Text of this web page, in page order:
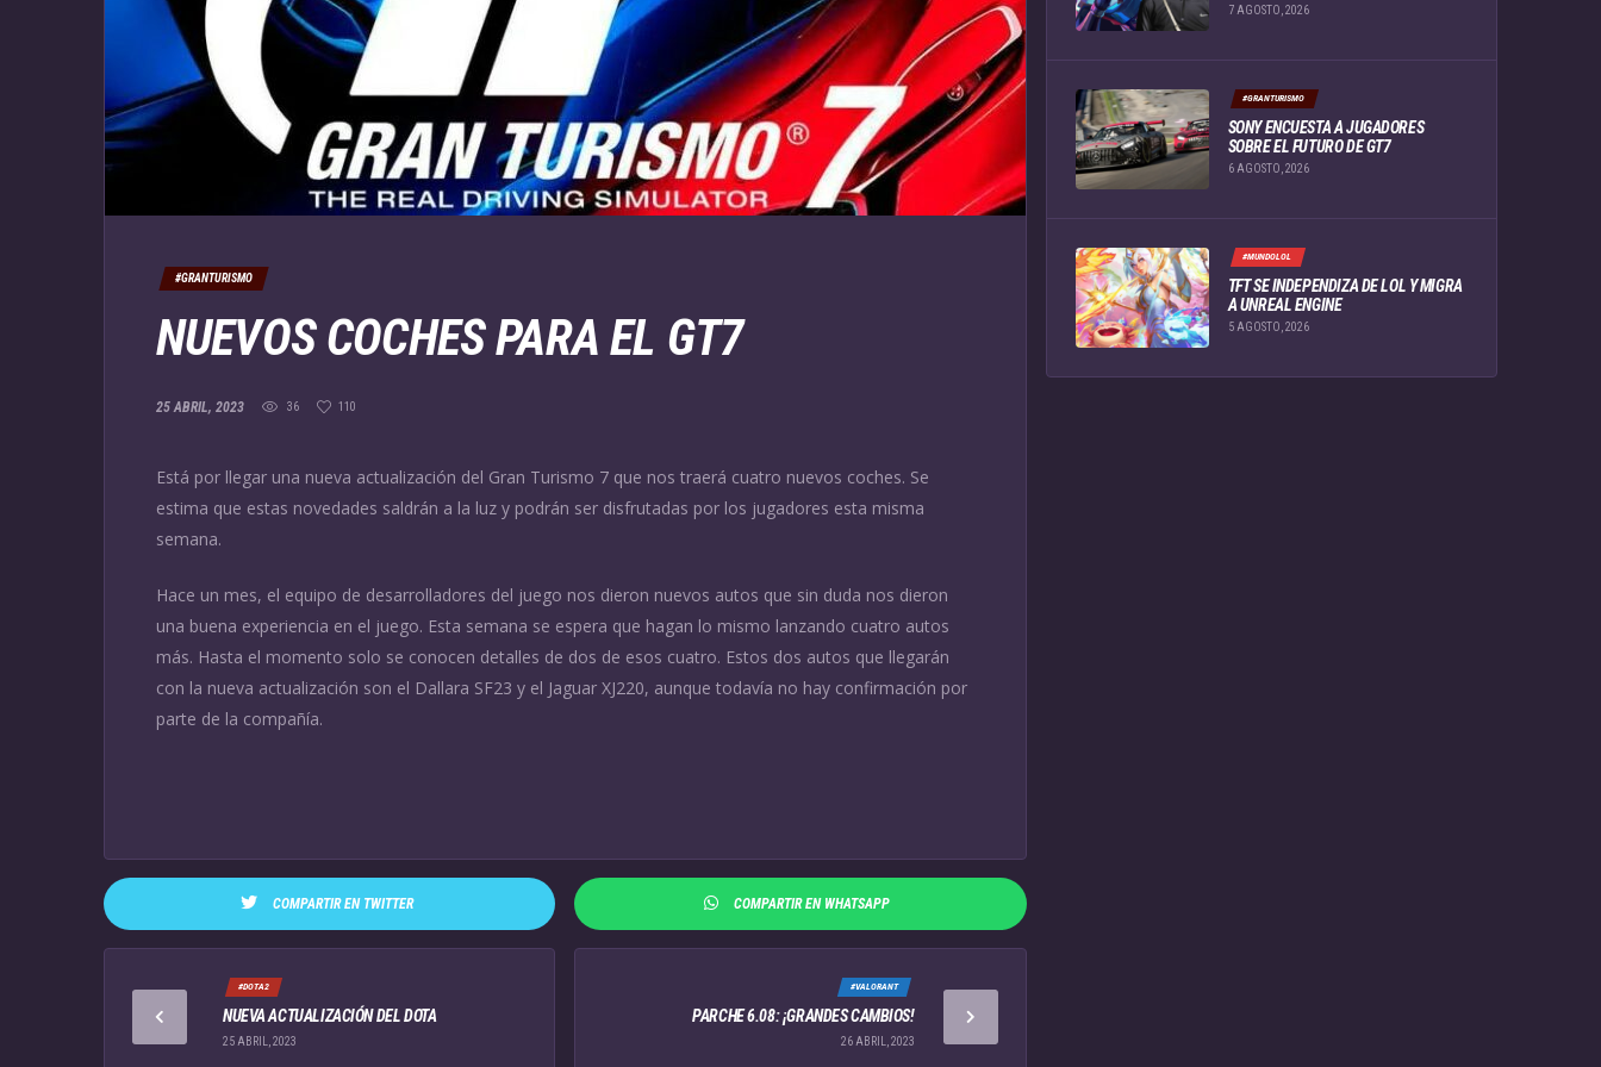
#GRANTURISMO
NUEVOS COCHES PARA EL GT7
25 ABRIL, 2023 36 110
Está por llegar una nueva actualización del Gran Turismo 7 que nos traerá cuatro nuevos coches. Se
estima que estas novedades saldrán a la luz y podrán ser disfrutadas por los jugadores esta misma
semana.
Hace un mes, el equipo de desarrolladores del juego nos dieron nuevos autos que sin duda nos dieron
una buena experiencia en el juego. Esta semana se espera que hagan lo mismo lanzando cuatro autos
más. Hasta el momento solo se conocen detalles de dos de esos cuatro. Estos dos autos que llegarán
con la nueva actualización son el Dallara SF23 y el Jaguar XJ220, aunque todavía no hay confirmación por
parte de la compañía.
COMPARTIR EN TWITTER COMPARTIR EN WHATSAPP
#DOTA2
NUEVA ACTUALIZACIÓN DEL DOTA
25 ABRIL, 2023
#VALORANT
PARCHE 6.08: ¡GRANDES CAMBIOS!
26 ABRIL, 2023
7 AGOSTO, 2026
#GRANTURISMO
SONY ENCUESTA A JUGADORES
SOBRE EL FUTURO DE GT7
6 AGOSTO, 2026
#MUNDOLOL
TFT SE INDEPENDIZA DE LOL Y MIGRA
A UNREAL ENGINE
5 AGOSTO, 2026